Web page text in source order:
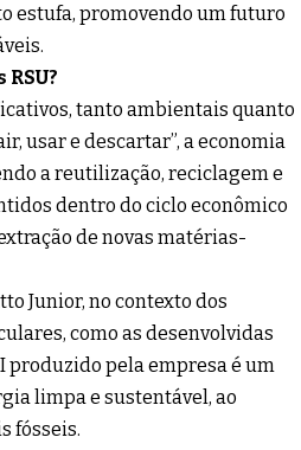
estufa, promovendo um futuro
tanto ambientais quanto
usar e descartar”, a economia
a reutilização, reciclagem e
dentro do ciclo econômico
de novas matérias-
Junior, no contexto dos
como as desenvolvidas
produzido pela empresa é um
limpa e sustentável, ao
fósseis.